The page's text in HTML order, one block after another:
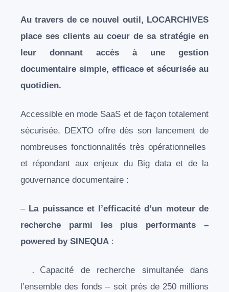
Au travers de ce nouvel outil, LOCARCHIVES
place ses clients au coeur de sa stratégie en
leur donnant accès à une gestion
documentaire simple, efficace et sécurisée au
quotidien.
Accessible en mode SaaS et de façon totalement
sécurisée, DEXTO offre dès son lancement de
nombreuses fonctionnalités très opérationnelles
et répondant aux enjeux du Big data et de la
gouvernance documentaire :
– La puissance et l’efficacité d’un moteur de
recherche parmi les plus performants –
powered by SINEQUA :
. Capacité de recherche simultanée dans
l’ensemble des fonds – soit près de 250 millions